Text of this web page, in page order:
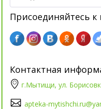
Присоединяйтесь к
Контактная
г.Мытищи, ул.
apteka-